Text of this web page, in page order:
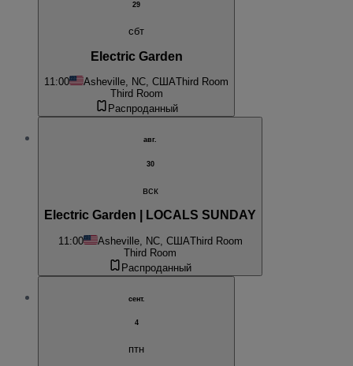
29
сбт
Electric Garden
11:00 Asheville, NC, СШАThird Room
Third Room
Распроданный
авг.
30
вск
Electric Garden | LOCALS SUNDAY
11:00 Asheville, NC, СШАThird Room
Third Room
Распроданный
сент.
4
птн